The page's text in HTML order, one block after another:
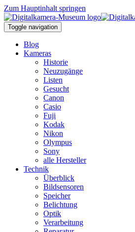
Zum Hauptinhalt springen
Toggle navigation
Blog
Kameras
Historie
Neuzugänge
Listen
Gesucht
Canon
Casio
Fuji
Kodak
Nikon
Olympus
Sony
alle Hersteller
Technik
Überblick
Bildsensoren
Speicher
Belichtung
Optik
Verarbeitung